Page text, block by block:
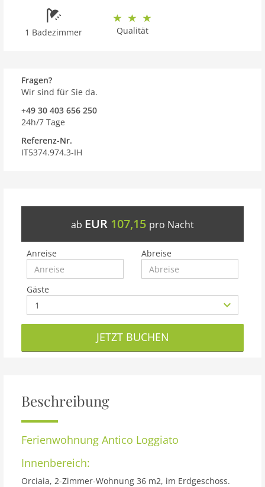
1 Badezimmer Qualität
Fragen?
Wir sind für Sie da.
+49 30 403 656 250
24h/7 Tage
Referenz-Nr.
IT5374.974.3-IH
ab EUR 107,15 pro Nacht
Anreise Abreise
Gäste
JETZT BUCHEN
Beschreibung
Ferienwohnung Antico Loggiato
Innenbereich:
Orciaia, 2-Zimmer-Wohnung 36 m2, im Erdgeschoss.